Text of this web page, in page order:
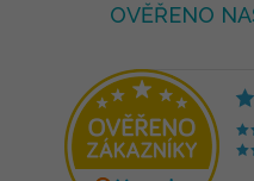
OVĚŘENO